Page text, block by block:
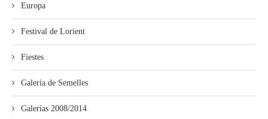
Europa
Festival de Lorient
Fiestes
Galería de Semelles
Galerías 2008/2014